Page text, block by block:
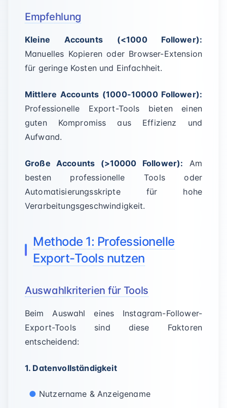
Empfehlung
Kleine Accounts (<1000 Follower):
Manuelles Kopieren oder Browser-Extension
für geringe Kosten und Einfachheit.
Mittlere Accounts (1000-10000 Follower):
Professionelle Export-Tools bieten einen
guten Kompromiss aus Effizienz und
Aufwand.
Große Accounts (>10000 Follower): Am
besten professionelle Tools oder
Automatisierungsskripte für hohe
Verarbeitungsgeschwindigkeit.
Methode 1: Professionelle
Export-Tools nutzen
Auswahlkriterien für Tools
Beim Auswahl eines Instagram-Follower-
Export-Tools sind diese Faktoren
entscheidend:
1. Datenvollständigkeit
Nutzername & Anzeigename